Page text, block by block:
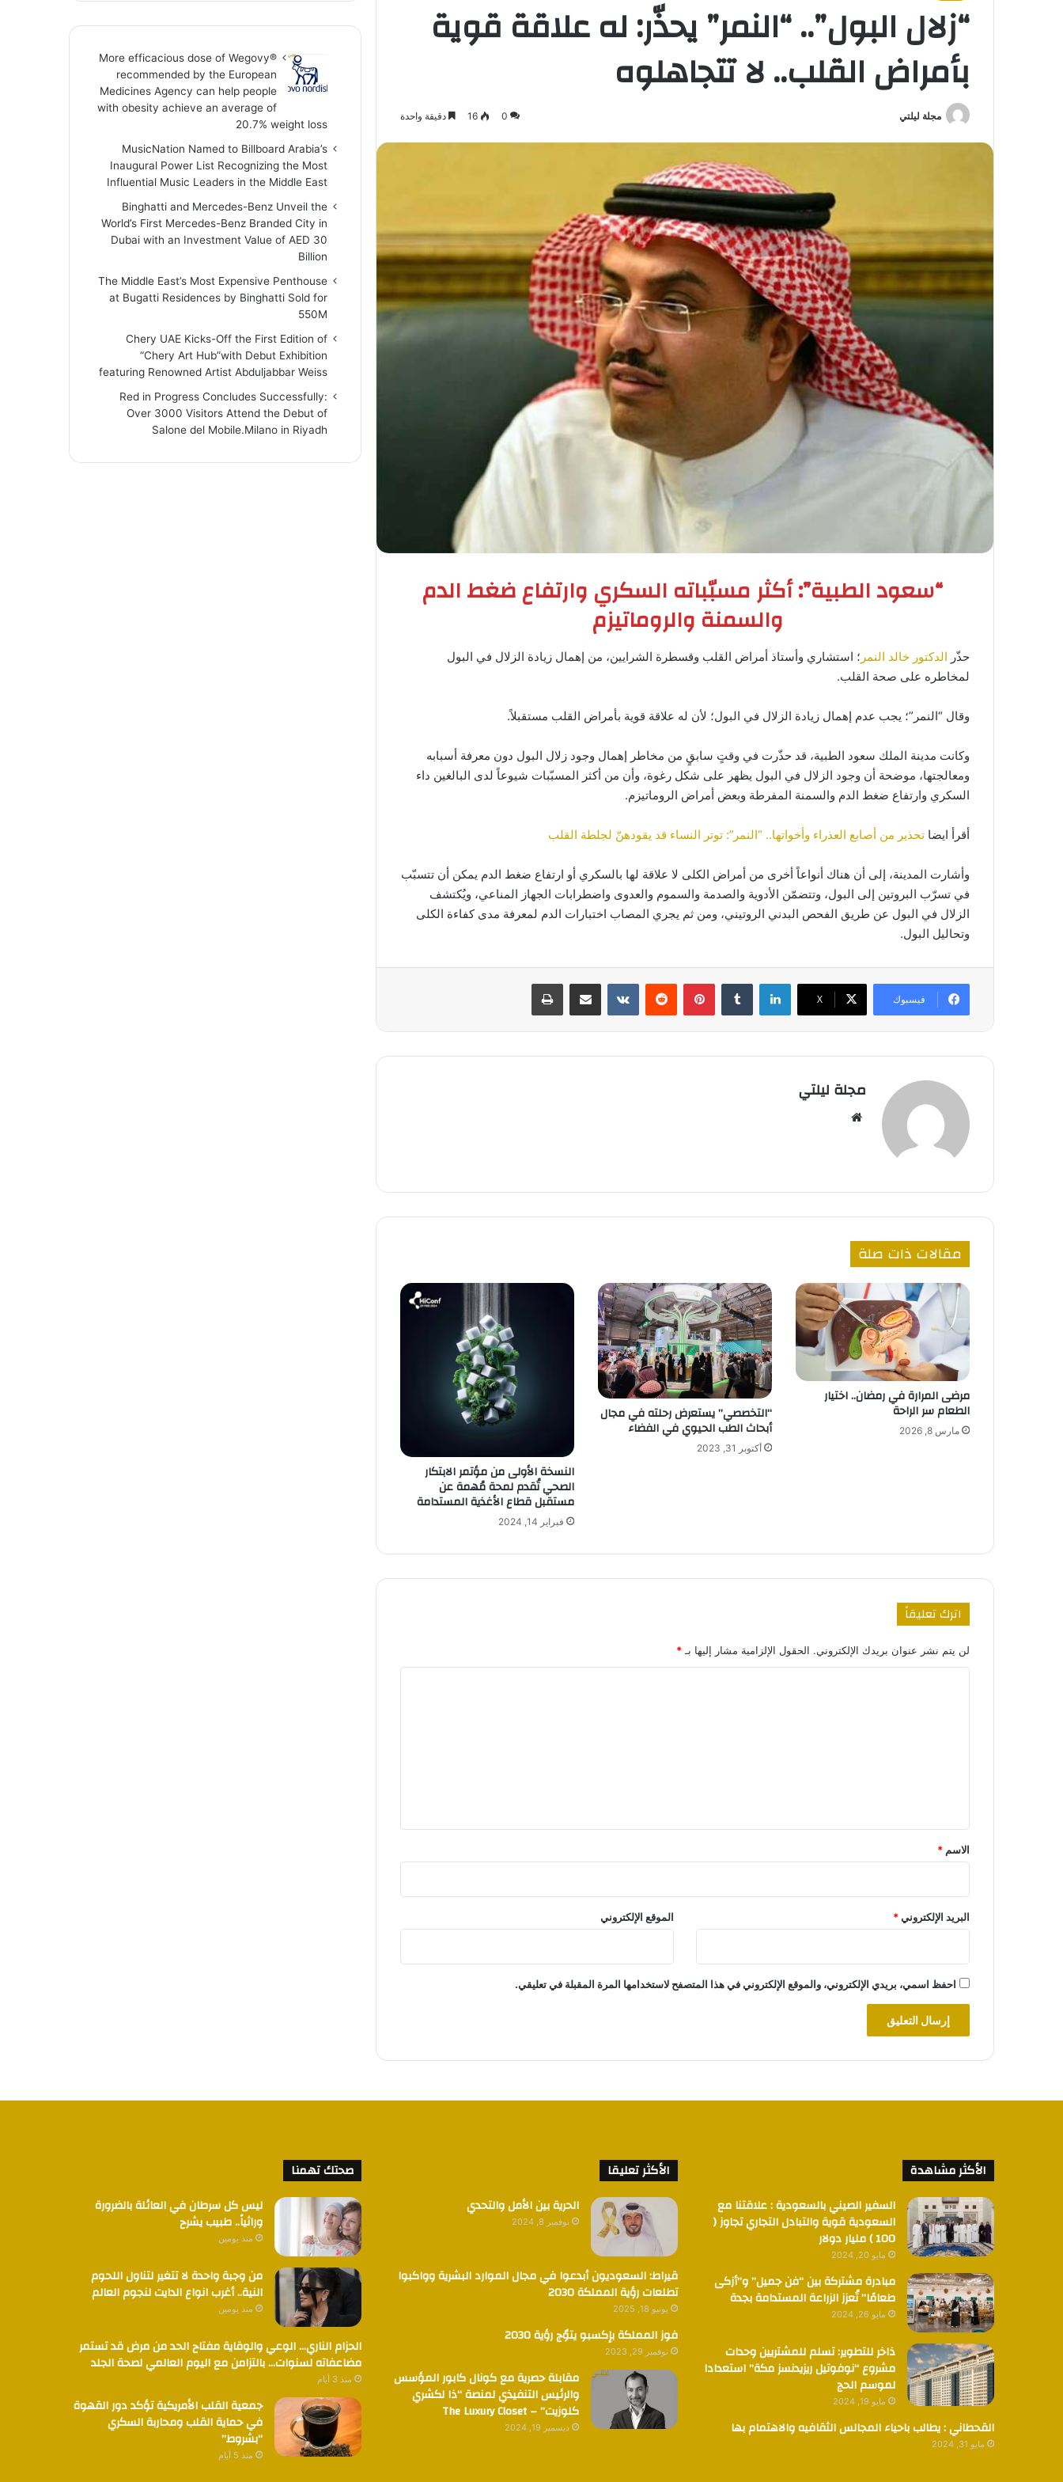
“زلال البول”.. “النمر” يحذّر: له علاقة قوية
بأمراض القلب.. لا تتجاهلوه
مجلة ليلتي 0
16 دقيقة واحدة
“سعود الطبية”: أكثر مسبّباته السكري وارتفاع ضغط الدم
والسمنة والروماتيزم
حذّر الدكتور خالد النمر ؛ استشاري وأستاذ أمراض القلب وقسطرة الشرايين، من إهمال زيادة الزلال في البول
لمخاطره على صحة القلب.
وقال “النمر”؛ يجب عدم إهمال زيادة الزلال في البول؛ لأن له علاقة قوية بأمراض القلب مستقبلاً.
وكانت مدينة الملك سعود الطبية، قد حذّرت في وقتٍ سابقٍ من مخاطر إهمال وجود زلال البول دون معرفة أسبابه
ومعالجتها، موضحة أن وجود الزلال في البول يظهر على شكل رغوة، وأن من أكثر المسبّبات شيوعاً لدى البالغين داء
السكري وارتفاع ضغط الدم والسمنة المفرطة وبعض أمراض الروماتيزم.
أقرأ ايضا تحذير من أصابع العذراء وأخواتها.. “النمر”: توتر النساء قد يقودهنّ لجلطة القلب
وأشارت المدينة، إلى أن هناك أنواعاً أخرى من أمراض الكلى لا علاقة لها بالسكري أو ارتفاع ضغط الدم يمكن أن تتسبّب
في تسرّب البروتين إلى البول، وتتضمّن الأدوية والصدمة والسموم والعدوى واضطرابات الجهاز المناعي، ويُكتشف
الزلال في البول عن طريق الفحص البدني الروتيني، ومن ثم يجري المصاب اختبارات الدم لمعرفة مدى كفاءة الكلى
وتحاليل البول.
فيسبوك ‫X
لينكدإن بينتيريست مشاركة عبر البريد طباعة
مجلة ليلتي
مقالات ذات صلة
مرضى المرارة في رمضان.. اختيار
الطعام سر الراحة
مارس 8, 2026
“التخصصي” يستعرض رحلته في مجال
أبحاث الطب الحيوي في الفضاء
أكتوبر 31, 2023
النسخة الأولى من مؤتمر الابتكار
الصحي تُقدم لمحة مُهمة عن
مستقبل قطاع الأغذية المستدامة
فبراير 14, 2024
اترك تعليقاً
لن يتم نشر عنوان بريدك الإلكتروني. الحقول الإلزامية مشار إليها بـ *
*
الاسم *
البريد الإلكتروني* الموقع الإلكتروني
احفظ اسمي، بريدي الإلكتروني، والموقع الإلكتروني في هذا المتصفح لاستخدامها المرة المقبلة في تعليقي.
More efficacious dose of Wegovy®️
recommended by the European
Medicines Agency can help people
with obesity achieve an average of
20.7% weight loss
MusicNation Named to Billboard Arabia’s
Inaugural Power List Recognizing the Most
Influential Music Leaders in the Middle East
Binghatti and Mercedes-Benz Unveil the
World’s First Mercedes-Benz Branded City in
Dubai with an Investment Value of AED 30
Billion
The Middle East’s Most Expensive Penthouse
at Bugatti Residences by Binghatti Sold for
550M
Chery UAE Kicks-Off the First Edition of
“Chery Art Hub”with Debut Exhibition
featuring Renowned Artist Abduljabbar Weiss
Red in Progress Concludes Successfully:
Over 3000 Visitors Attend the Debut of
Salone del Mobile.Milano in Riyadh
الأكثر مشاهدة
السفير الصيني بالسعودية : علاقتنا مع
السعودية قوية والتبادل التجاري تجاوز (
100 ) مليار دولار
مايو 20, 2024
مبادرة مشتركة بين “فن جميل” و”أزكى
طعامًا” تُعزز الزراعة المستدامة بجدة
مايو 26, 2024
ذاخر للتطوير: تسلم للمشتريين وحدات
مشروع “نوفوتيل ريزيدنسز مكة” استعدادا
لموسم الحج
مايو 19, 2024
القحطاني : يطالب باحياء المجالس الثقافيه والاهتمام بها
مايو 31, 2024
الأكثر تعليقا
الحرية بين الأمل والتحدي
نوفمبر 8, 2024
قيراط: السعوديون أبدعوا في مجال الموارد البشرية وواكبوا
تطلعات رؤية المملكة 2030
يونيو 18, 2025
فوز المملكة بإكسبو يتوٌج رؤية 2030
نوفمبر 29, 2023
مقابلة حصرية مع كونال كابور المؤسس
والرئيس التنفيذي لمنصة “ذا لكشري
كلوزيت” – The Luxury Closet
ديسمبر 19, 2024
صحتك تهمنا
ليس كل سرطان في العائلة بالضرورة
وراثياً.. طبيب يشرح
منذ يومين
من وجبة واحدة لا تتغير لتناول اللحوم
النية.. أغرب انواع الدايت لنجوم العالم
منذ يومين
الحزام الناري… الوعي والوقاية مفتاح الحد من مرض قد تستمر
مضاعفاته لسنوات… بالتزامن مع اليوم العالمي لصحة الجلد
منذ 3 أيام
جمعية القلب الأمريكية تؤكد دور القهوة
في حماية القلب ومحاربة السكري
“بشروط”
منذ 5 أيام